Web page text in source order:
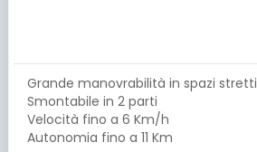
Grande manovrabilità in spazi stretti
Smontabile in 2 parti
Velocità fino a 6 Km/h
Autonomia fino a 11 Km